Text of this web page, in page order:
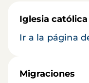
Iglesia católica
Ir a la página
Migraciones